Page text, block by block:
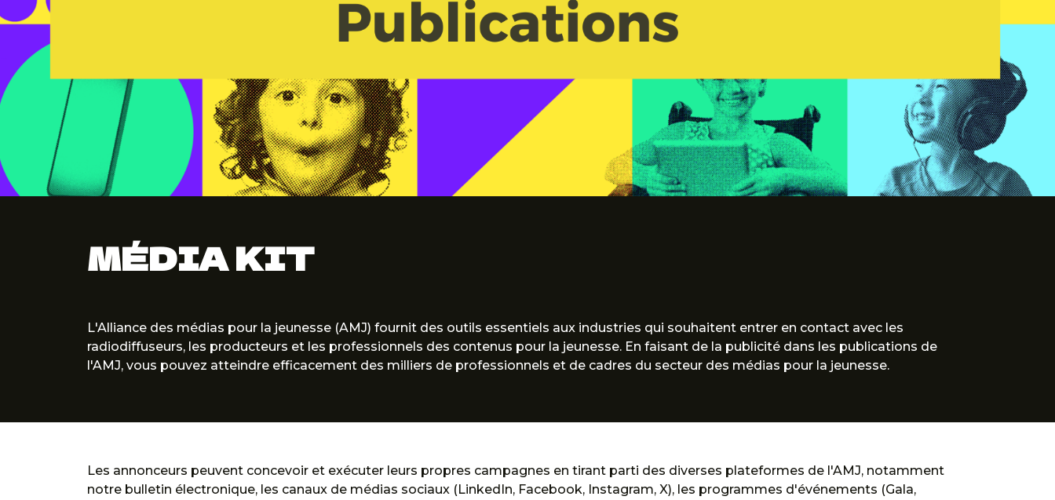
MÉDIA KIT
L'Alliance des médias pour la jeunesse (AMJ) fournit des outils essentiels aux industries qui souhaitent entrer en contact avec les
radiodiffuseurs, les producteurs et les professionnels des contenus pour la jeunesse. En faisant de la publicité dans les publications de
l'AMJ, vous pouvez atteindre efficacement des milliers de professionnels et de cadres du secteur des médias pour la jeunesse.
Les annonceurs peuvent concevoir et exécuter leurs propres campagnes en tirant parti des diverses plateformes de l'AMJ, notamment
notre bulletin électronique, les canaux de médias sociaux (LinkedIn, Facebook, Instagram, X), les programmes d'événements (Gala,